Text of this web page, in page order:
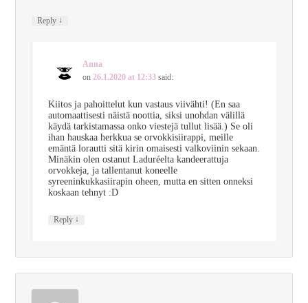
Reply ↓
Anna
on 26.1.2020 at 12:33 said:
Kiitos ja pahoittelut kun vastaus viivähti! (En saa
automaattisesti näistä noottia, siksi unohdan välillä
käydä tarkistamassa onko viestejä tullut lisää.) Se oli
ihan hauskaa herkkua se orvokkisiirappi, meille
emäntä lorautti sitä kirin omaisesti valkoviinin sekaan.
Minäkin olen ostanut Laduréelta kandeerattuja
orvokkeja, ja tallentanut koneelle
syreeninkukkasiirapin oheen, mutta en sitten onneksi
koskaan tehnyt :D
Reply ↓